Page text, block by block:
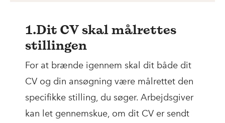
1.Dit CV skal målrettes
stillingen
For at brænde igennem skal dit både dit
CV og din ansøgning være målrettet den
specifikke stilling, du søger. Arbejdsgiver
kan let gennemskue, om dit CV er sendt